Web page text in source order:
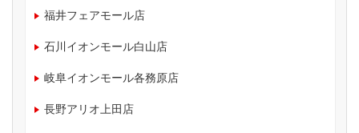
福井フェアモール店
石川イオンモール白山店
岐阜イオンモール各務原店
長野アリオ上田店